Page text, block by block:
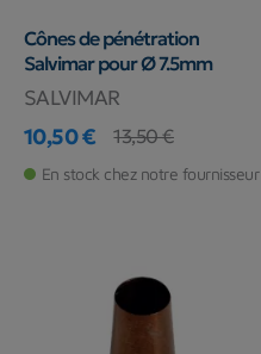
Cônes de pénétration
Salvimar pour Ø 7.5mm
SALVIMAR
Prix
10,50 €
Prix de base
13,50 €
En stock chez notre fournisseur